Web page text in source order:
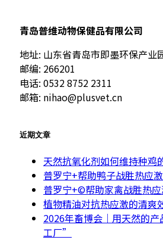
青岛普维动物保健品有限公司
地址: 山东省青岛市即墨环保产业
邮编: 266201
电话: 0532 8752 2311
邮箱: nihao@plusvet.cn
近期文章
天然抗氧化剂如何维持种鸡
普罗宁+帮助鸭子战胜热应
普罗宁+©帮助家禽战胜热
植物精油对抗热应激的清爽
2026年畜博会｜用天然的
工厂”